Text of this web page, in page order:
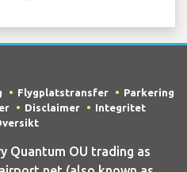
Flygplatstransfer
Parkering
Disclaimer
Integritet
Quantum OU trading as